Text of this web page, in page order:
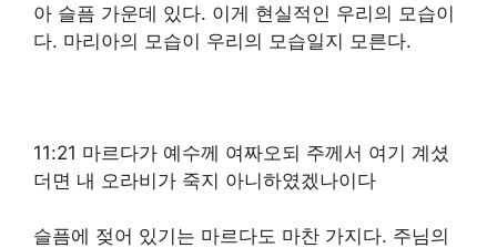
아 슬픔 가운데 있다. 이게 현실적인 우리의 모습이
다. 마리아의 모습이 우리의 모습일지 모른다.
11:21 마르다가 예수께 여짜오되 주께서 여기 계셨
더면 내 오라비가 죽지 아니하였겠나이다
슬픔에 젖어 있기는 마르다도 마찬 가지다. 주님의